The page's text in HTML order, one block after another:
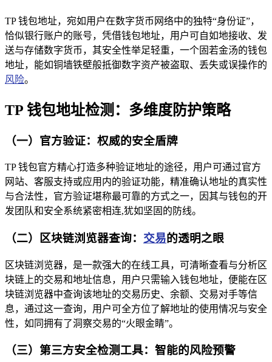
TP 钱包地址，宛如用户在数字货币网络中的独特“身份证”，
恰似银行账户的账号，凭借钱包地址，用户可自如地接收、发
送与存储数字货币，其安全性举足轻重，一个固若金汤的钱包
地址，能如铜墙铁壁般抵御数字资产被盗取、丢失或误操作的
风险。
TP 钱包地址检测：多维度防护策略
（一）官方验证：权威的安全盾牌
TP 钱包官方精心打造多种验证地址的途径，用户可通过官方
网站、客服支持或应用内的验证功能，精准确认地址的真实性
与合法性，官方验证堪称最可靠的方式之一，因其与钱包的开
发团队和安全系统紧密相连,犹如坚固的防线。
（二）区块链浏览器查询： 交易的透明之眼
区块链浏览器，是一款强大的在线工具，可清晰查看与分析区
块链上的交易和地址信息，用户只需输入钱包地址，便能在区
块链浏览器中查询该地址的交易历史、余额、交易对手等信
息，通过这一查询，用户可全方位了解地址的使用情况与安全
性，如同拥有了洞察交易的“火眼金睛”。
（三）第三方安全检测工具：智能的风险预警